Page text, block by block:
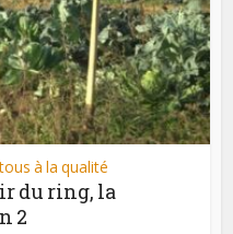
à la qualité
du ring, la
2